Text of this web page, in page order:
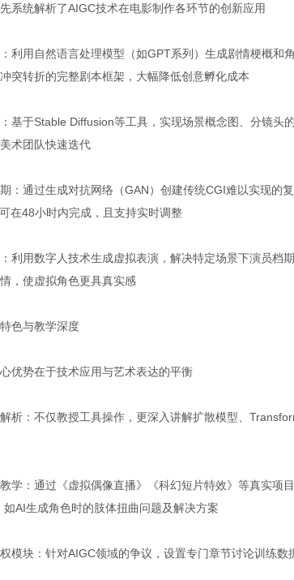
系统解析了AIGC技术在电影制作各环节的创新应用
利用自然语言处理模型（如GPT系列）生成剧情梗概和
突转折的完整剧本框架，大幅降低创意孵化成本
基于Stable Diffusion等工具，实现场景概念图、分镜头
术团队快速迭代
：通过生成对抗网络（GAN）创建传统CGI难以实现的
在48小时内完成，且支持实时调整
利用数字人技术生成虚拟表演，解决特定场景下演员档
，使虚拟角色更具真实感
色与教学深度
优势在于技术应用与艺术表达的平衡
析：不仅教授工具操作，更深入讲解扩散模型、
学：通过《虚拟偶像直播》《科幻短片特效》等真实项
如AI生成角色时的肢体扭曲问题及解决方案
模块：针对AIGC领域的争议，设置专门章节讨论训练